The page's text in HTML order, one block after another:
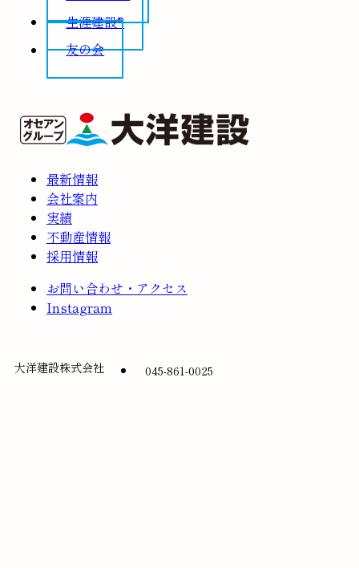
生涯建設®
友の会
最新情報
会社案内
実績
不動産情報
採用情報
お問い合わせ・アクセス
Instagram
大洋建設株式会社 045-861-0025